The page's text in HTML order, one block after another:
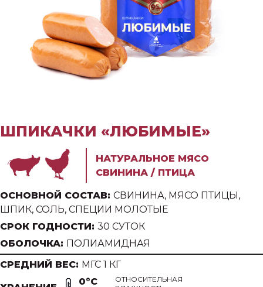
ШПИКАЧКИ «ЛЮБИМЫЕ»
НАТУРАЛЬНОЕ МЯСО
СВИНИНА / ПТИЦА
ОСНОВНОЙ СОСТАВ: СВИНИНА, МЯСО ПТИЦЫ,
ШПИК, СОЛЬ, СПЕЦИИ МОЛОТЫЕ
СРОК ГОДНОСТИ: 30 СУТОК
ОБОЛОЧКА: ПОЛИАМИДНАЯ
СРЕДНИЙ ВЕС: МГС 1 КГ
0°С
ОТНОСИТЕЛЬНАЯ